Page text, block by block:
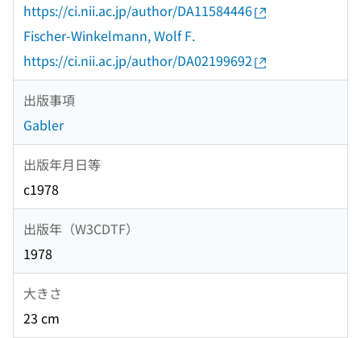
https://ci.nii.ac.jp/author/DA11584446
Fischer-Winkelmann, Wolf F.
https://ci.nii.ac.jp/author/DA02199692
出版事項
Gabler
出版年月日等
c1978
出版年（W3CDTF）
1978
大きさ
23 cm